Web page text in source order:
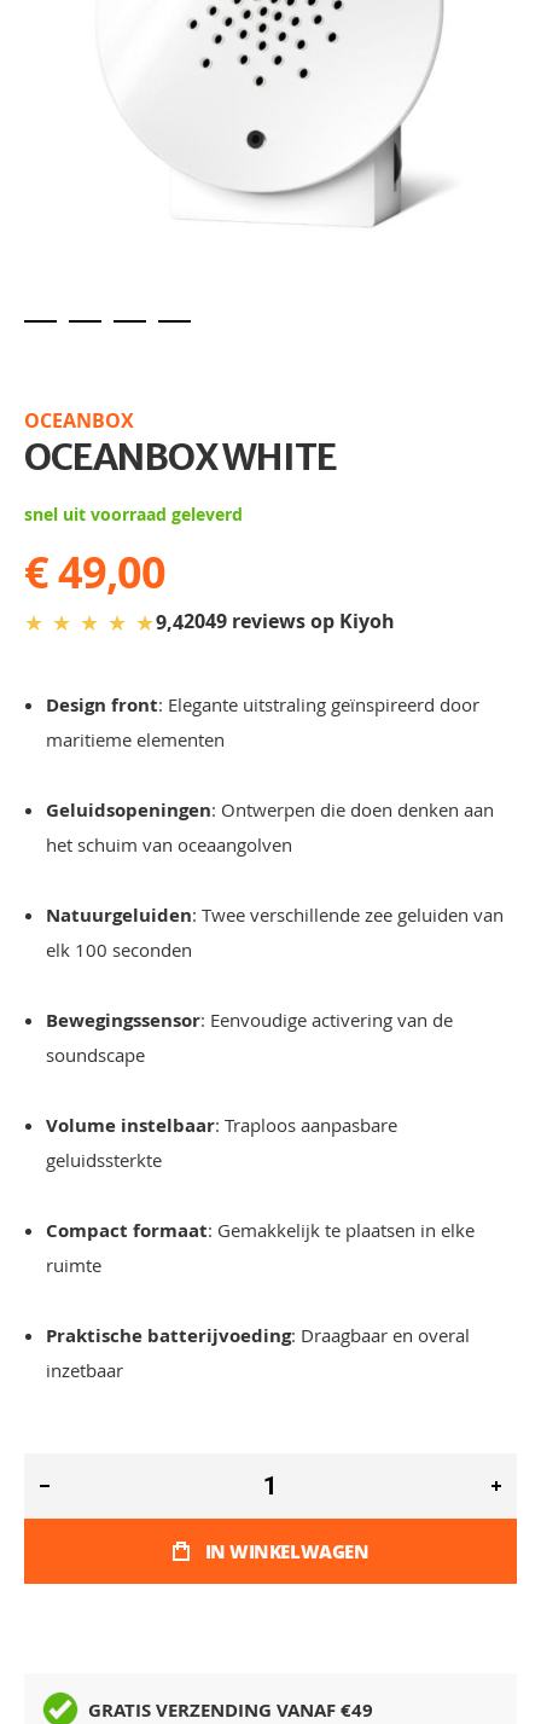
beginning
of
the
gallery
OCEANBOX
OCEANBOX WHITE
snel uit voorraad geleverd
€ 49,00
★ ★ ★ ★ ★9,42049 reviews op Kiyoh
Design front: Elegante uitstraling geïnspireerd door
maritieme elementen
Geluidsopeningen: Ontwerpen die doen denken aan
het schuim van oceaangolven
Natuurgeluiden: Twee verschillende zee geluiden van
elk 100 seconden
Bewegingssensor: Eenvoudige activering van de
soundscape
Volume instelbaar: Traploos aanpasbare
geluidssterkte
Compact formaat: Gemakkelijk te plaatsen in elke
ruimte
Praktische batterijvoeding: Draagbaar en overal
inzetbaar
IN WINKELWAGEN
GRATIS VERZENDING VANAF €49